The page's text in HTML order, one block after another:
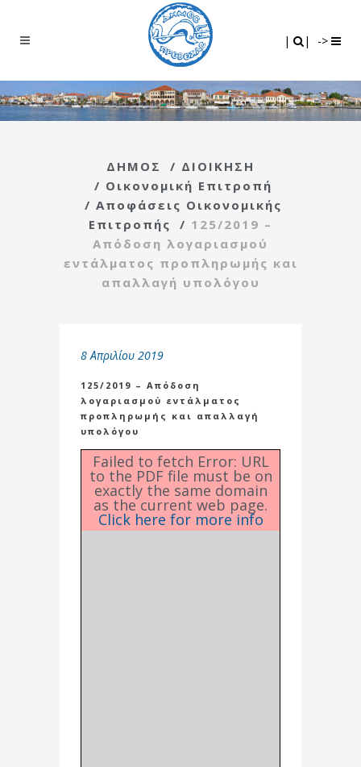
| | ->
ΔΗΜΟΣ / ΔΙΟΙΚΗΣΗ
/ Οικονομική Επιτροπή
/ Αποφάσεις Οικονομικής
Επιτροπής
/ 125/2019 –
Απόδοση λογαριασμού
εντάλματος προπληρωμής και
απαλλαγή υπολόγου
8 Απριλίου 2019
125/2019 – Απόδοση
λογαριασμού εντάλματος
προπληρωμής και απαλλαγή
υπολόγου
Failed to fetch Error: URL
to the PDF file must be on
exactly the same domain
as the current web page.
Click here for more info